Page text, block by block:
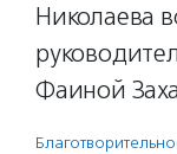
Николаева
Фаиной